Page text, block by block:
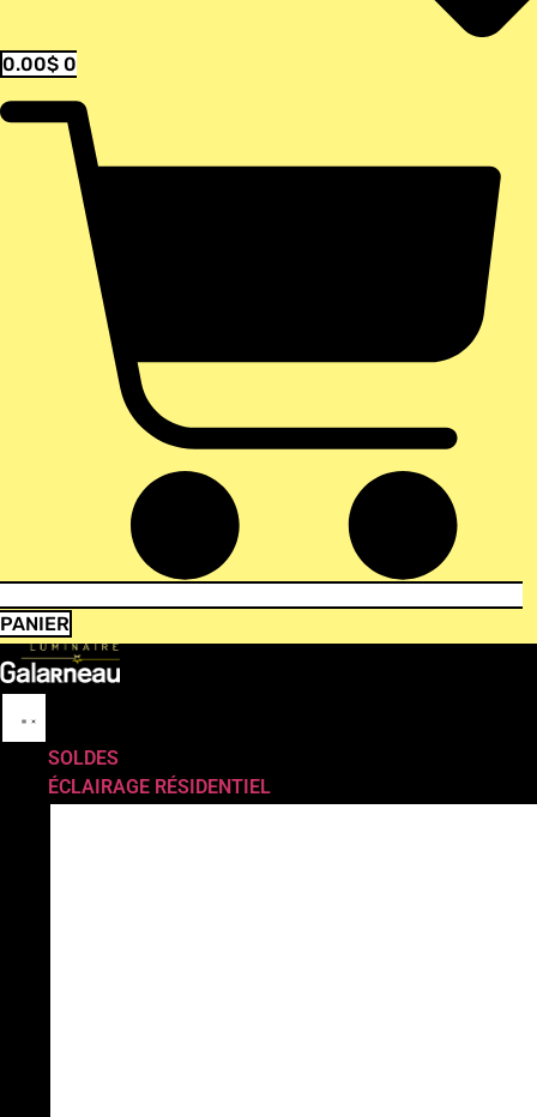
0.00$ 0
PANIER
SOLDES
ÉCLAIRAGE RÉSIDENTIEL